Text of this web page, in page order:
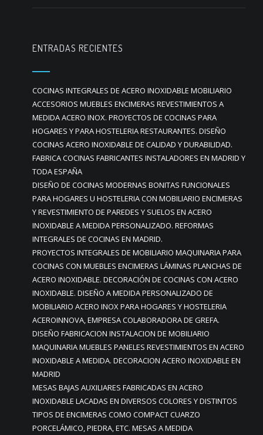
ENTRADAS RECIENTES
COCINAS INTEGRALES DE ACERO INOXIDABLE MOBILIARIO
ACCESORIOS MUEBLES ENCIMERAS REVESTIMIENTOS A
MEDIDA ACERO INOX. PROYECTOS DE COCINAS PARA
HOGARES Y PARA HOSTELERIA RESTAURANTES. DISEÑO
COCINAS ACERO INOXIDABLE DE CALIDAD Y DURABILIDAD.
FABRICA COCINAS FABRICANTES INSTALADORES EN MADRID Y
TODA ESPAÑA
DISEÑO DE COCINAS MODERNAS BONITAS FUNCIONALES
PARA HOGARES U HOSTELERIA CON MOBILIARIO ENCIMERAS
Y REVESTIMIENTO DE PAREDES Y SUELOS EN ACERO
INOXIDABLE A MEDIDA PERSONALIZADO. REFORMAS
INTEGRALES DE COCINAS EN MADRID.
PROYECTOS INTEGRALES DE MOBILIARIO MAQUINARIA PARA
COCINAS CON MUEBLES ENCIMERAS LÁMINAS PLANCHAS DE
ACERO INOXIDABLE. DECORACIÓN DE COCINAS CON ACERO
INOXIDABLE. DISEÑO A MEDIDA PERSONALIZADO DE
MOBILIARIO ACERO INOX PARA HOGARES Y HOSTELERIA
ACEROINNOVA, EMPRESA COLABORADORA DE GREFA.
DISEÑO FABRICACION INSTALACION DE MOBILIARIO
MAQUINARIA MUEBLES PANELES REVESTIMIENTOS EN ACERO
INOXIDABLE A MEDIDA. DECORACION ACERO INOXIDABLE EN
MADRID
MESAS BAJAS AUXILIARES FABRICADAS EN ACERO
INOXIDABLE LACADAS EN DIVERSOS COLORES Y DISTINTOS
TIPOS DE ENCIMERAS COMO COMPACT CUARZO
PORCELÁMICO, PIEDRA, ETC. MESAS A MEDIDA